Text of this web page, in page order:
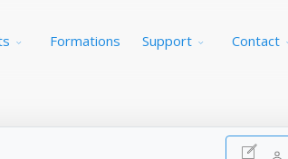
Formations Support Contact